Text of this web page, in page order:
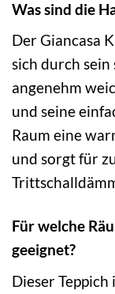
Was sind die
Der Giancasa
sich durch
angenehm
und seine
Raum eine
und sorgt für
Für welche
geeignet?
Dieser